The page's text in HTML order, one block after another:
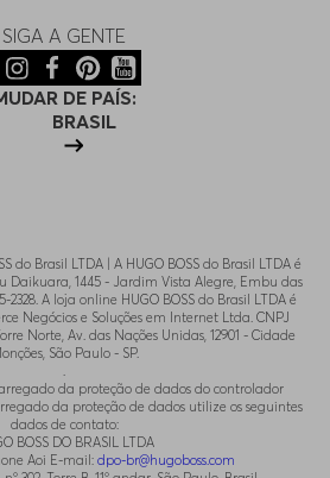
SIGA A GENTE
DE PAÍS:
BRASIL
do Brasil LTDA | A HUGO BOSS do Brasil LTDA é
Daikuara, 1445 - Jardim Vista Alegre, Embu das
2328. A loja online HUGO BOSS do Brasil LTDA é
Negócios e Soluções em Internet Ltda. CNPJ
Norte, Av. das Nações Unidas, 12901 - Cidade
São Paulo - SP.
.
da proteção de dados do controlador
da proteção de dados utilize os seguintes
dados de contato:
BOSS DO BRASIL LTDA
Aoi E-mail: dpo-br@hugoboss.com